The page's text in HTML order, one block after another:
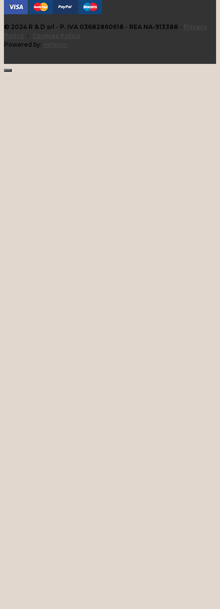
© 2024 R & D srl - P. IVA 03682860618 - REA NA-913388 -
-
Powered by: